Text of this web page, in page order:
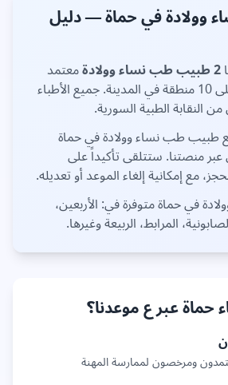
وولادةفيحماة— دليل
2طبيبطب نساء وولادةمعتمد
10 منطقة في المدينة. جميع الأطباء
الطبية السورية.
طبيبطب نساء وولادةفيحماة
منصتنا. ستتلقى تأكيداً على
مع إمكانية إلغاء الموعد أو تعديله.
فيحماةمتوفرة في:الأربعين،
المرابط، الربيعةوغيرها.
حماةعبر ع موعدنا؟
ومرخصون لممارسة المهنة